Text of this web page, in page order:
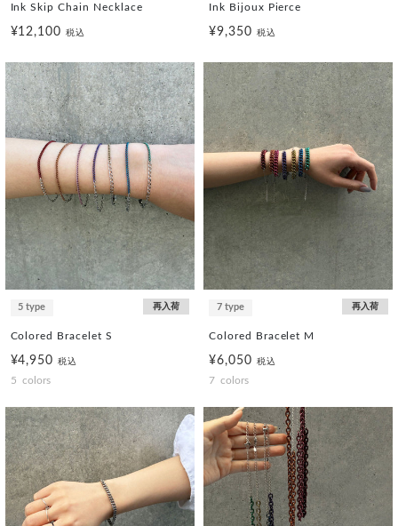
Ink Skip Chain Necklace
¥12,100税込
Ink Bijoux Pierce
¥9,350 税込
5 type 再入荷
Colored Bracelet S
¥4,950税込
5 colors
7 type 再入荷
Colored Bracelet M
¥6,050 税込
7 colors